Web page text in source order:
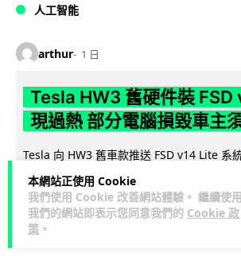
本網站正使用 Cookie
我們使用 Cookie 改善網站體驗。 繼續使用
我們的網站即表示您同意我們的 Cookie 政
策 。
人工智能
arthur 1 日
Tesla HW3 舊硬件裝 FSD
現過熱 部分電腦損毀車主
Tesla 向 HW3 舊車款推送 FSD v14 Lite 系
映自動駕駛電腦嚴重過熱，部分更觸發高溫
毀，須... 閱讀全文
10